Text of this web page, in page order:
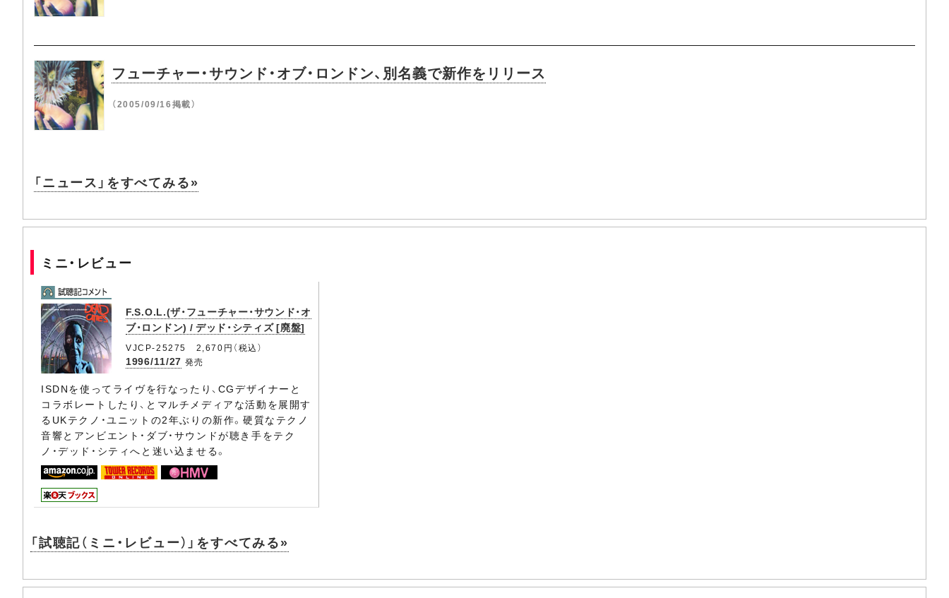
フューチャー・サウンド・オブ・ロンドン、別名義で新作をリリース
（2005/09/16掲載）
「ニュース」をすべてみる»
ミニ・レビュー
F.S.O.L.(ザ・フューチャー・サウンド・オ
ブ・ロンドン) / デッド・シティズ [廃盤]
VJCP-25275 2,670円（税込）
1996/11/27 発売
ISDNを使ってライヴを行なったり、CGデザイナーと
コラボレートしたり、とマルチメディアな活動を展開す
るUKテクノ・ユニットの2年ぶりの新作。硬質なテクノ
音響とアンビエント・ダブ・サウンドが聴き手をテク
ノ・デッド・シティへと迷い込ませる。
「試聴記（ミニ・レビュー）」をすべてみる»